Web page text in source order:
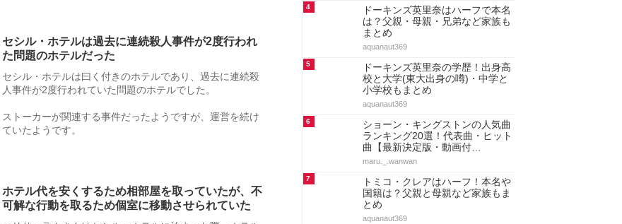
セシル・ホテルは過去に連続殺人事件が2度行われ
た問題のホテルだった
セシル・ホテルは曰く付きのホテルであり、過去に連続殺
人事件が2度行われていた問題のホテルでした。
ストーカーが関連する事件だったようですが、運営を続け
ていたようです。
ホテル代を安くするため相部屋を取っていたが、不
可解な行動を取るため個室に移動させられていた
4
ドーキンズ英里奈はハーフで本名
は？父親・母親・兄弟など家族も
まとめ
aquanaut369
5
ドーキンズ英里奈の学歴！出身高
校と大学(東大出身の噂)・中学と
小学校もまとめ
aquanaut369
6
ショーン・キングストンの人気曲
ランキング20選！代表曲・ヒット
曲【最新決定版・動画付…
maru._.wanwan
7
トミコ・クレアはハーフ！本名や
国籍は？父親と母親など家族もま
とめ
aquanaut369